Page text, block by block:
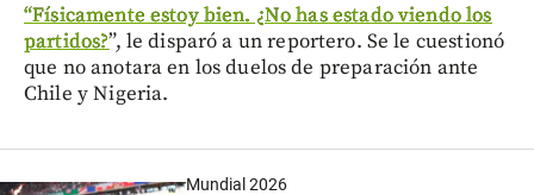
“Físicamente estoy bien. ¿No has estado viendo los
partidos?”, le disparó a un reportero. Se le cuestionó
que no anotara en los duelos de preparación ante
Chile y Nigeria.
Mundial 2026